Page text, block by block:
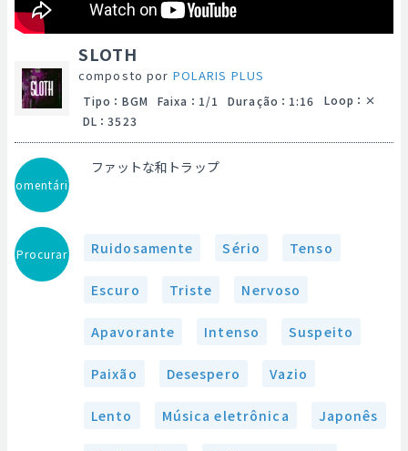
SLOTH
composto por POLARIS PLUS
Tipo ： BGM Faixa ： 1/1 Duração ： 1:16 Loop ：
DL ： 3523
Comentário
ファットな和トラップ
Procurar Ruidosamente Sério Tenso
Escuro Triste Nervoso
Apavorante Intenso Suspeito
Paixão Desespero Vazio
Lento Música eletrônica Japonês